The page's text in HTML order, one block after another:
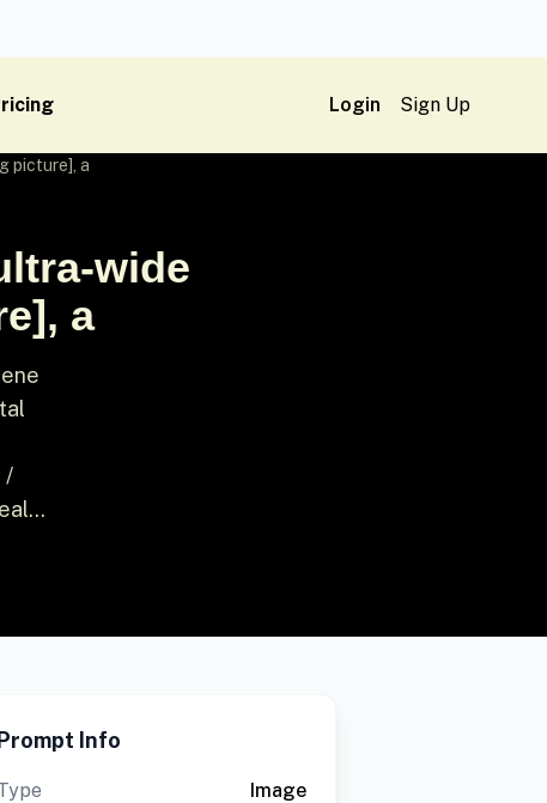
Login Sign Up
picture], a
wide
a
/
Prompt Info
Image